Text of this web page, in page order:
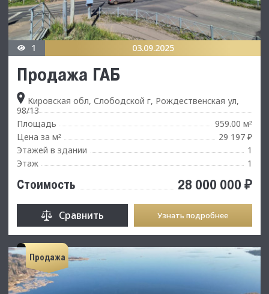
1 03.09.2025
Продажа ГАБ
Кировская обл, Слободской г, Рождественская ул,
98/13
Площадь
959.00 м²
Цена за м²
29 197 ₽
Этажей в здании
1
Этаж
1
Стоимость 28 000 000 ₽
Сравнить Узнать подробнее
Продажа